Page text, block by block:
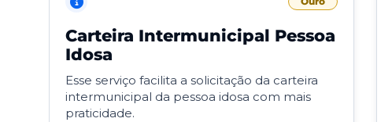
Carteira Intermunicipal Pessoa
Idosa
Esse serviço facilita a solicitação da carteira
intermunicipal da pessoa idosa com mais
praticidade.